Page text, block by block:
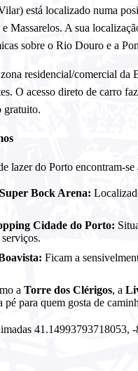
está localizado numa
Massarelos. A sua
sobre o Rio Douro e a
residencial/comercial da
O acesso direto de carro
gratuito.
lazer do Porto encontram-
Bock Arena:
Cidade do Porto:
Ficam a
a Torre dos Clérigos, a
pé para quem gosta de
41.14993793718053,